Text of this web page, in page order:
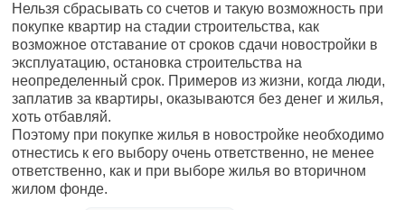
Нельзя сбрасывать со счетов и такую возможность при
покупке квартир на стадии строительства, как
возможное отставание от сроков сдачи новостройки в
эксплуатацию, остановка строительства на
неопределенный срок. Примеров из жизни, когда люди,
заплатив за квартиры, оказываются без денег и жилья,
хоть отбавляй.
Поэтому при покупке жилья в новостройке необходимо
отнестись к его выбору очень ответственно, не менее
ответственно, как и при выборе жилья во вторичном
жилом фонде.